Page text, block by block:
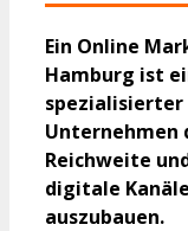
Ein Online
Hamburg ist
Reichweite
digitale
auszubauen.